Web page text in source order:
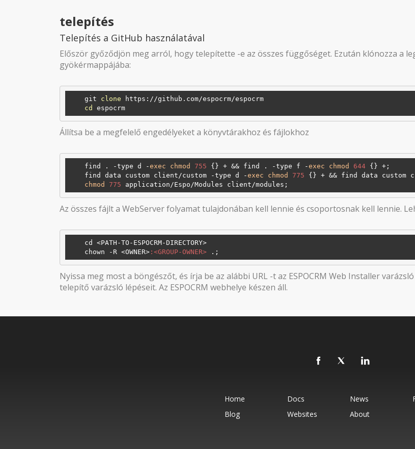
telepítés
Telepítés a GitHub használatával
Először győződjön meg arról, hogy telepítette -e az összes függőséget. Ezután klónozza a
gyökérmappájába:
    git
clone https://github.com/espocrm/espocrm
cd
Állítsa be a megfelelő engedélyeket a könyvtárakhoz és fájlokhoz
    find . -type d -
exec chmod 755 {} + && find . -type f -exec chmod 644 {} +;
    find data custom client/custom -type d -
exec chmod 775 {} + && find data custom
chmod
775
Az összes fájlt a WebServer folyamat tulajdonában kell lennie és csoportosnak kell lennie.
    chown -R <OWNER>
:<GROUP-OWNER>
Nyissa meg most a böngészőt, és írja be az alábbi URL -t az ESPOCRM Web Installer
telepítő varázsló lépéseit. Az ESPOCRM webhelye készen áll.
Home Docs News
Blog
Websites About